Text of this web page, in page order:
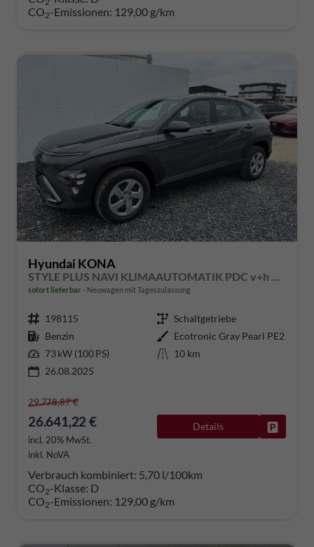
CO2-Emissionen: 129,00 g/km
Hyundai KONA
sofort lieferbar Neuwagen mit Tageszulassung
198115
Schaltgetriebe
Benzin
Ecotronic Gray Pearl PE2
73 kW (100 PS)
10 km
26.08.2025
29.778,87 €
26.641,22 €
incl. 20% MwSt.
inkl. NoVA
Details
Verbrauch kombiniert: 5,70 l/100km
CO2-Klasse: D
CO2-Emissionen: 129,00 g/km